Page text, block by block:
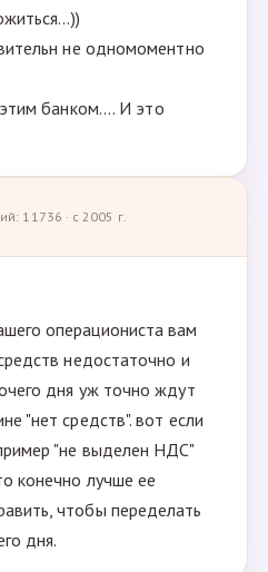
не одномоментно
банком.... И это
11736 · с 2005 г.
операциониста вам
недостаточно и
дня уж точно ждут
"нет средств". вот если
"не выделен НДС"
конечно лучше ее
чтобы переделать
дня.